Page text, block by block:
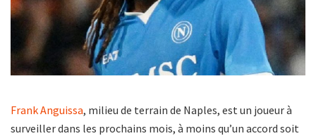
Frank Anguissa, milieu de terrain de Naples, est un joueur à
surveiller dans les prochains mois, à moins qu’un accord soit